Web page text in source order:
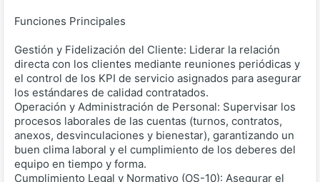
Funciones Principales
Gestión y Fidelización del Cliente: Liderar la relación
directa con los clientes mediante reuniones periódicas y
el control de los KPI de servicio asignados para asegurar
los estándares de calidad contratados.
Operación y Administración de Personal: Supervisar los
procesos laborales de las cuentas (turnos, contratos,
anexos, desvinculaciones y bienestar), garantizando un
buen clima laboral y el cumplimiento de los deberes del
equipo en tiempo y forma.
Cumplimiento Legal y Normativo (OS-10): Asegurar el